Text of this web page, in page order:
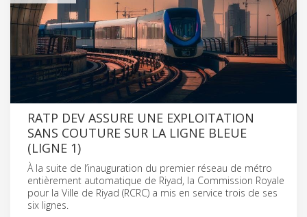
RATP DEV ASSURE UNE EXPLOITATION
SANS COUTURE SUR LA LIGNE BLEUE
(LIGNE 1)
À la suite de l’inauguration du premier réseau de métro
entièrement automatique de Riyad, la Commission Royale
pour la Ville de Riyad (RCRC) a mis en service trois de ses
six lignes.